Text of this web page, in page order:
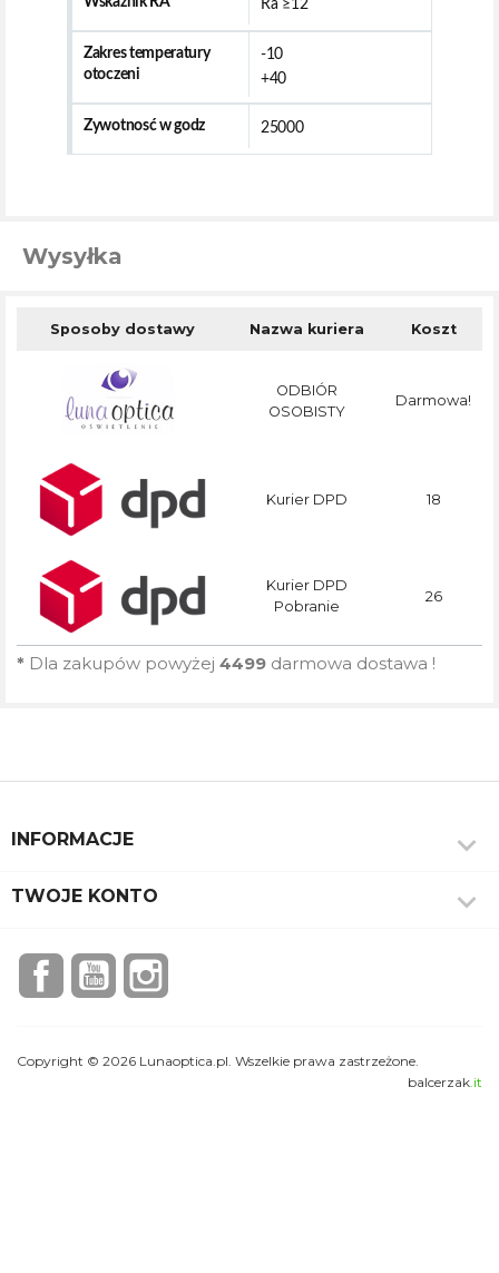
Ra ≥12
Zakres temperatury
otoczeni
-10
+40
Zywotnosć w godz 25000
Wysyłka
Sposoby dostawy Nazwa kuriera Koszt
ODBIÓR
OSOBISTY
Darmowa!
Kurier DPD 18
Kurier DPD
Pobranie
26
* Dla zakupów powyżej 4499 darmowa dostawa !
INFORMACJE 
TWOJE KONTO 
FacebookYouTubeInstagram
Copyright © 2026 Lunaoptica.pl. Wszelkie prawa zastrzeżone.
balcerzak .it